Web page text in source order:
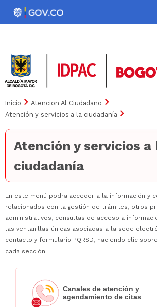
Pasar
Noticias Iniciativas
Inicio
Atencion Al Ciudadano
Atención y servicios a la ciudadanía
Atención y servicios a
ciudadanía
En este menú podra acceder a la información y
relacionados con la gestión de trámites, otros
administrativos, consultas de acceso a
las ventanillas únicas asociadas a la sede
contacto y formulario PQRSD, haciendo clic
cada sección:
Canales de atención y
agendamiento de citas